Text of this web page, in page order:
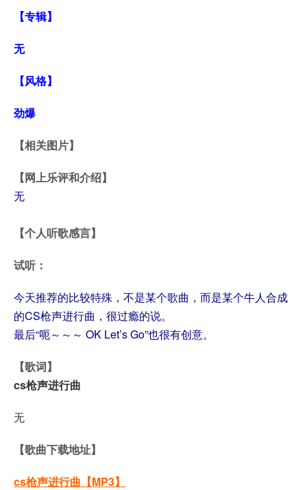
【专辑】
无
【风格】
劲爆
【相关图片】
【网上乐评和介绍】
无
【个人听歌感言】
试听：
今天推荐的比较特殊，不是某个歌曲，而是某个牛人合成
的CS枪声进行曲，很过瘾的说。
最后“呃～～～ OK Let’s Go”也很有创意。
【歌词】
cs枪声进行曲
无
【歌曲下载地址】
cs枪声进行曲 【MP3】